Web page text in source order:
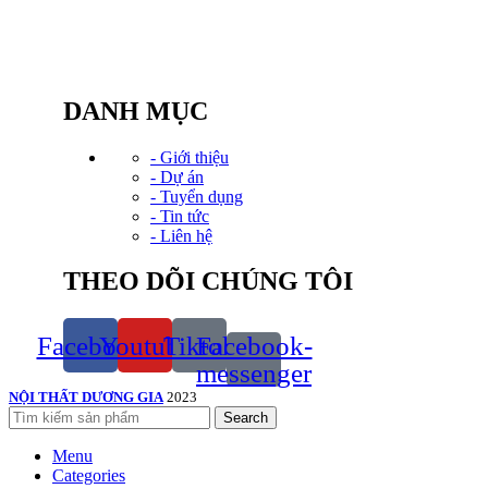
DANH MỤC
- Giới thiệu
- Dự án
- Tuyển dụng
- Tin tức
- Liên hệ
THEO DÕI CHÚNG TÔI
FacebookYoutubeTiktok
Facebook-
messenger
NỘI THẤT DƯƠNG GIA 2023
Search
Menu
Categories